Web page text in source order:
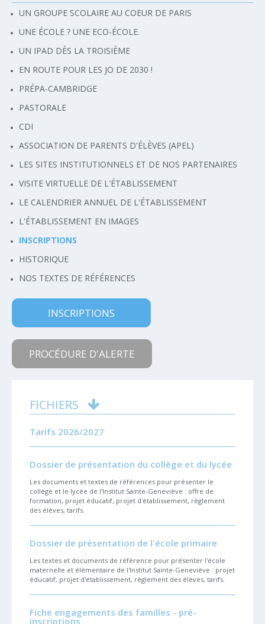
UN GROUPE SCOLAIRE AU COEUR DE PARIS
UNE ÉCOLE ? UNE ECO-ÉCOLE.
UN IPAD DÈS LA TROISIÈME
EN ROUTE POUR LES JO DE 2030 !
PRÉPA-CAMBRIDGE
PASTORALE
CDI
ASSOCIATION DE PARENTS D'ÉLÈVES (APEL)
LES SITES INSTITUTIONNELS ET DE NOS PARTENAIRES
VISITE VIRTUELLE DE L'ÉTABLISSEMENT
LE CALENDRIER ANNUEL DE L'ÉTABLISSEMENT
L'ÉTABLISSEMENT EN IMAGES
INSCRIPTIONS
HISTORIQUE
NOS TEXTES DE RÉFÉRENCES
INSCRIPTIONS
PROCÉDURE D'ALERTE
FICHIERS
Tarifs 2026/2027
Dossier de présentation du collège et du lycée
Les documents et textes de références pour présenter le
collège et le lycée de l'Institut Sainte-Geneviève : offre de
formation, projet éducatif, projet d'établissement, règlement
des élèves, tarifs.
Dossier de présentation de l'école primaire
Les textes et documents de référence pour présenter l'école
maternelle et élémentaire de l'Institut Sainte-Geneviève : projet
éducatif, projet d'établissement, règlement des élèves, tarifs.
Fiche engagements des familles - pré-
inscriptions